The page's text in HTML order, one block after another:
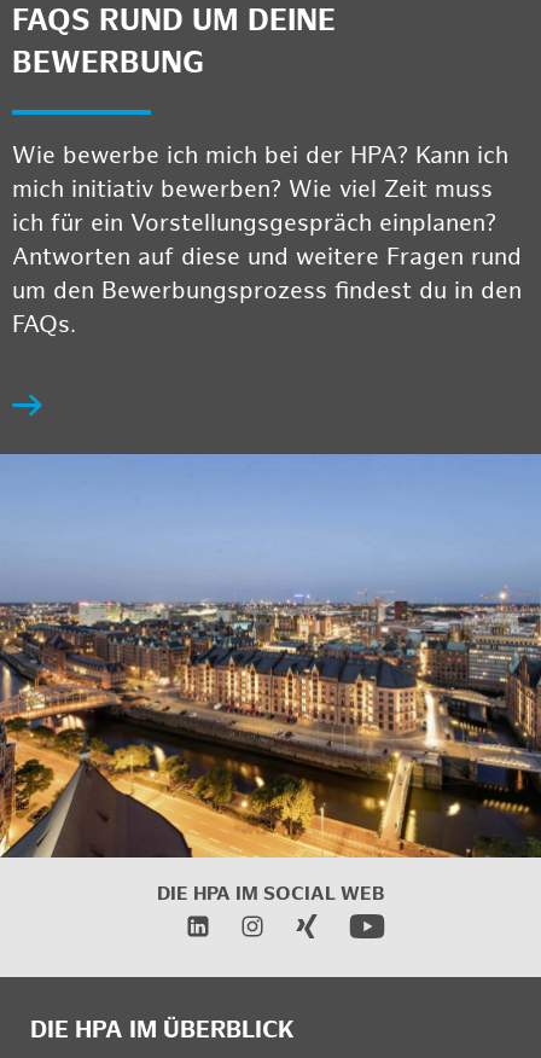
FAQS RUND UM DEINE
BEWERBUNG
Wie bewerbe ich mich bei der HPA? Kann ich
mich initiativ bewerben? Wie viel Zeit muss
ich für ein Vorstellungsgespräch einplanen?
Antworten auf diese und weitere Fragen rund
um den Bewerbungsprozess findest du in den
FAQs.
DIE HPA IM SOCIAL WEB
DIE HPA IM ÜBERBLICK